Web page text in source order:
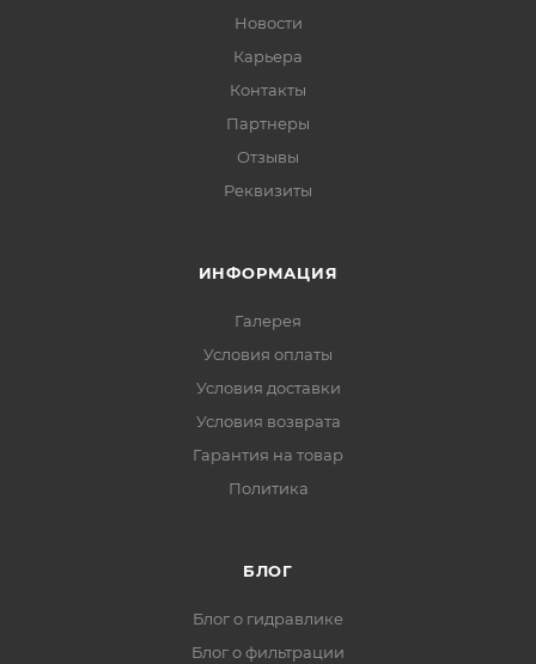
Новости
Карьера
Контакты
Партнеры
Отзывы
Реквизиты
ИНФОРМАЦИЯ
Галерея
Условия оплаты
Условия доставки
Условия возврата
Гарантия на товар
Политика
БЛОГ
Блог о гидравлике
Блог о фильтрации